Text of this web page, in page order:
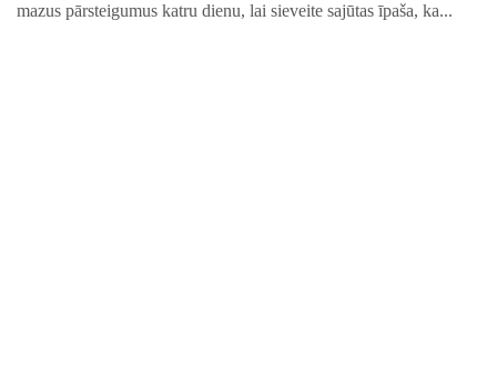
mazus pārsteigumus katru dienu, lai sieveite sajūtas īpaša, ka...